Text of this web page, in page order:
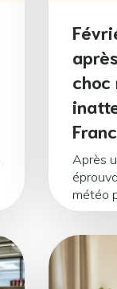
choc
Après
météo